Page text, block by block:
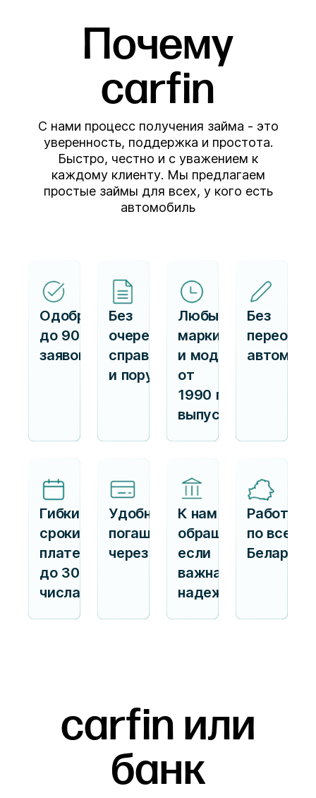
Почему
carfin
С нами процесс получения займа - это
уверенность, поддержка и простота.
Быстро, честно и с уважением к
каждому клиенту. Мы предлагаем
простые займы для всех, у кого есть
автомобиль
Одобряем
до 90%
заявок
Без
очередей,
справок
и поручителей
Любые
марки
и модели
от
1990 г.
выпуска
Без
Гибкие
сроки
платежа —
до 30
числа
Удобное
погашение
через ЕРИП
К нам
обращаются,
если
важна
надежность
Работаем
по всей
Беларуси
carfin или
банк